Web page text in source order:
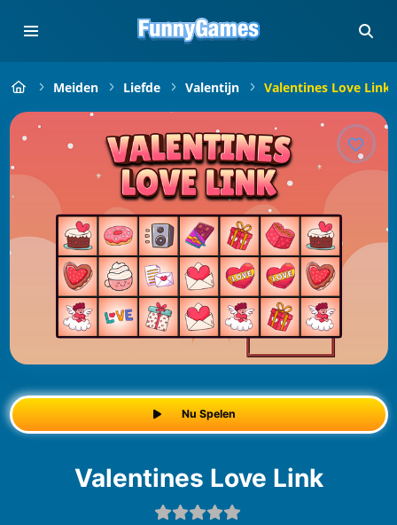
Meiden Liefde Valentijn Valentines Love Link
Nu Spelen
Valentines Love Link